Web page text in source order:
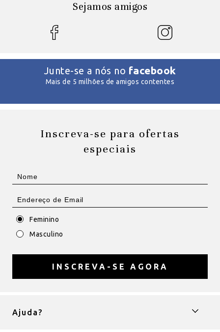
Sejamos amigos
Junte-se a nós no facebook
Mais de 5 milhões de amigos contentes
Inscreva-se para ofertas
especiais
Feminino
Masculino
INSCREVA-SE AGORA
Ajuda?